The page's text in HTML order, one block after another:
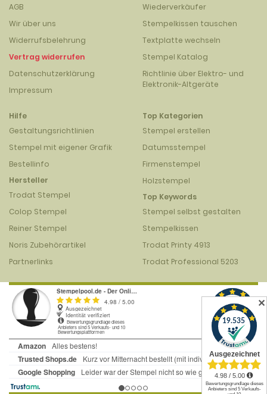
AGB
Wir über uns
Widerrufsbelehrung
Vertrag widerrufen
Datenschutzerklärung
Impressum
Wiederverkäufer
Stempelkissen tauschen
Textplatte wechseln
Stempel Katalog
Richtlinie über Elektro- und
Elektronik-Altgeräte
Hilfe
Gestaltungsrichtlinien
Stempel mit eigener Grafik
Bestellinfo
Hersteller
Trodat Stempel
Colop Stempel
Reiner Stempel
Noris Zubehörartikel
Partnerlinks
Top Kategorien
Stempel erstellen
Datumsstempel
Firmenstempel
Holzstempel
Top Keywords
Stempel selbst gestalten
Stempelkissen
Trodat Printy 4913
Trodat Professional 5203
✕